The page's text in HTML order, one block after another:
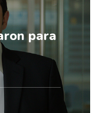
para